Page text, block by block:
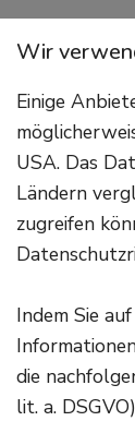
Wir
Einige
USA. Das
Ländern
zugreifen
Indem Sie
die
lit. a.